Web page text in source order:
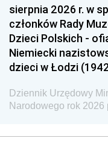
sierpnia 2026 r. w
członków Rady
Dzieci Polskich -
Niemiecki
dzieci w Łodzi
Dziennik Urzędowy
Narodowego rok 2026